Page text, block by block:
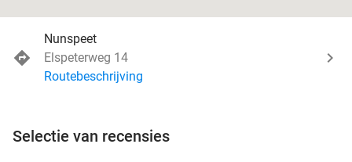
Nunspeet
Elspeterweg 14
Routebeschrijving
Selectie van recensies